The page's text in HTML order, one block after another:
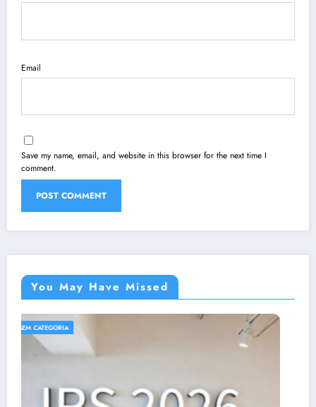
Email
Save my name, email, and website in this browser for the next time I
comment.
You May Have Missed
SEM CATEGORIA